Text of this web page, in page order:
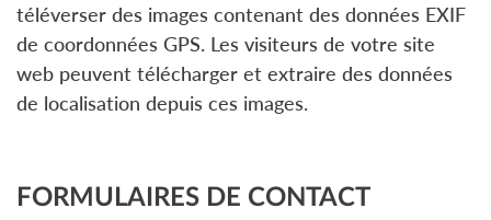
téléverser des images contenant des données EXIF
de coordonnées GPS. Les visiteurs de votre site
web peuvent télécharger et extraire des données
de localisation depuis ces images.
FORMULAIRES DE CONTACT